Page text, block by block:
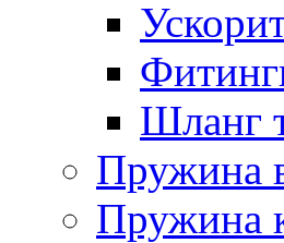
Шланг
Пружина
Пружина